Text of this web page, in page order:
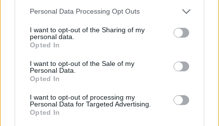
Personal Data Processing Opt Outs
I want to opt-out of the Sharing of my
personal data.
Opted In
I want to opt-out of the Sale of my
Personal Data.
Opted In
I want to opt-out of processing my
Personal Data for Targeted Advertising.
Opted In
ΠΕΡΙΣΣΟΤΕΡΑ ΣΤΗΝ ΙΔΙΑ
ΚΑΤΗΓΟΡΙΑ
Καλλιόπη Βέττα: Μείωση πόρων για
κατανομή των εσόδων από CO2
01 Ιουλίου 2026